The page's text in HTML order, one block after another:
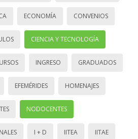
ECONOMÍA CONVENIOS
CIENCIA Y TECNOLOGÍA
INGRESO GRADUADOS
EFEMÉRIDES HOMENAJES
NODOCENTES
I + D IITEA IITAE